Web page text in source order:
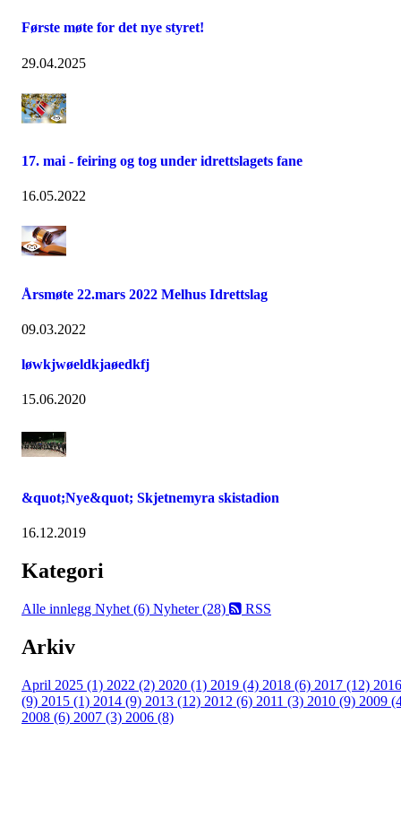
Første møte for det nye styret!
29.04.2025
17. mai - feiring og tog under idrettslagets fane
16.05.2022
Årsmøte 22.mars 2022 Melhus Idrettslag
09.03.2022
løwkjwøeldkjaøedkfj
15.06.2020
&quot;Nye&quot; Skjetnemyra skistadion
16.12.2019
Kategori
Alle innlegg Nyhet (6) Nyheter (28) RSS
Arkiv
April 2025 (1) 2022 (2) 2020 (1) 2019 (4) 2018 (6) 2017 (12) 2016
(9) 2015 (1) 2014 (9) 2013 (12) 2012 (6) 2011 (3) 2010 (9) 2009
2008 (6) 2007 (3) 2006 (8)